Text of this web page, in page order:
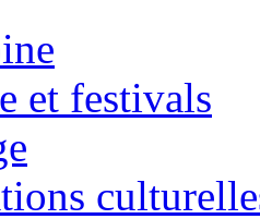
et festivals